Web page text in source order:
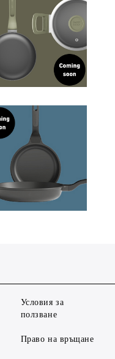
Условия за
ползване
Право на връщане